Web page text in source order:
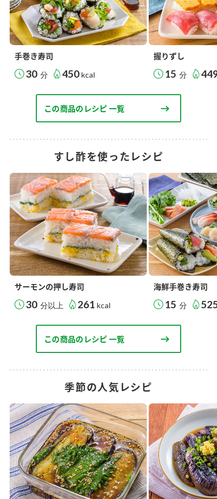
手巻き寿司
30 分 450 kcal
握りずし
15 分
この商品のレシピ 一覧
すし酢を使ったレシピ
サーモンの押し寿司
30 分以上 261 kcal
海鮮手巻き寿司
15 分
この商品のレシピ 一覧
季節の人気レシピ